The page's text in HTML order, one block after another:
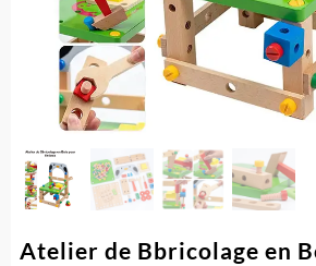
Atelier de Bbricolage en